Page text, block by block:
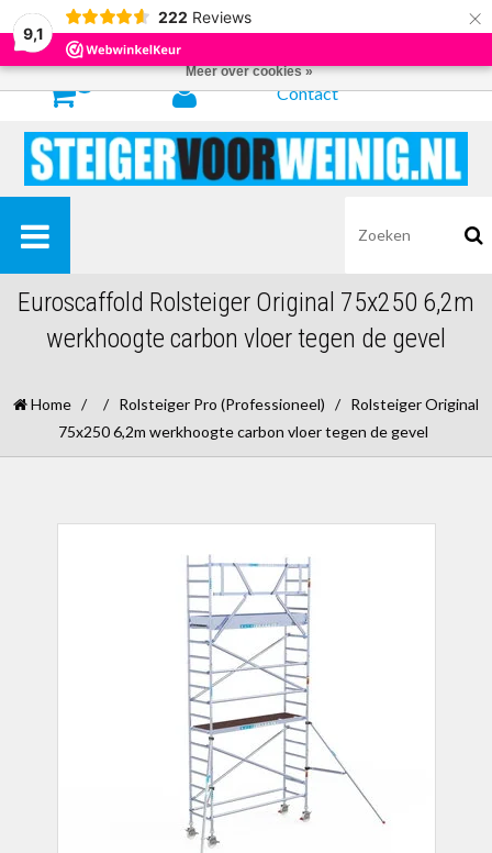
9,1
222 Reviews ×
Contact
Euroscaffold Rolsteiger Original 75x250 6,2m
werkhoogte carbon vloer tegen de gevel
Home / / Rolsteiger Pro (Professioneel) / Rolsteiger Original
75x250 6,2m werkhoogte carbon vloer tegen de gevel
Door het gebruiken van onze website, ga je akkoord met het gebruik van
cookies om onze website te verbeteren.
Meer over cookies »